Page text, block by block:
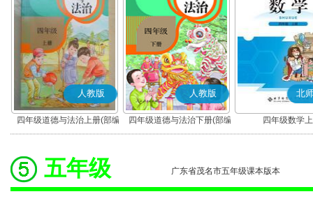
人教版
四年级道德与法治上册(部编
版)
人教版
四年级道德与法治下册(部编
版)
北
四年级数学
五年级 广东省茂名市五年级课本版本